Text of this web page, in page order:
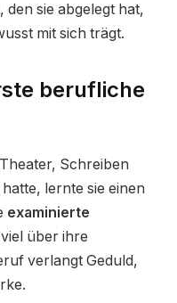
sie abgelegt hat,
mit sich trägt.
berufliche
Schreiben
lernte sie einen
examinierte
über ihre
verlangt Geduld,